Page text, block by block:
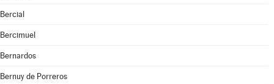
Bercial
Bercimuel
Bernardos
Bernuy de Porreros